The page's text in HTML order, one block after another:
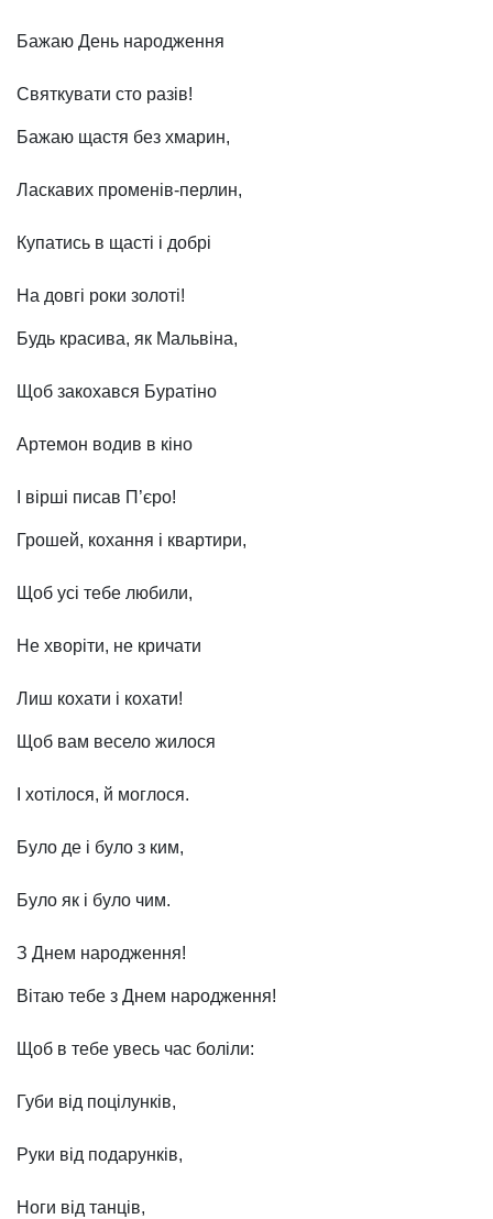
Бажаю День народження
Святкувати сто разів!
Бажаю щастя без хмарин,
Ласкавих променів-перлин,
Купатись в щасті і добрі
На довгі роки золоті!
Будь красива, як Мальвіна,
Щоб закохався Буратіно
Артемон водив в кіно
І вірші писав П’єро!
Грошей, кохання і квартири,
Щоб усі тебе любили,
Не хворіти, не кричати
Лиш кохати і кохати!
Щоб вам весело жилося
І хотілося, й моглося.
Було де і було з ким,
Було як і було чим.
З Днем народження!
Вітаю тебе з Днем народження!
Щоб в тебе увесь час боліли:
Губи від поцілунків,
Руки від подарунків,
Ноги від танців,